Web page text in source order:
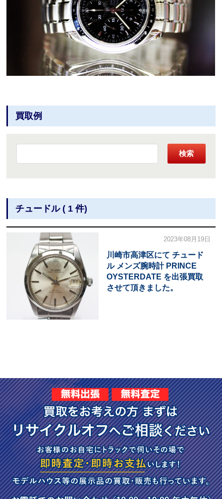
買取例
検索
チュードル ( 1 件)
2023年08月19日
川崎市高津区にて チュード
ル メンズ腕時計 PRINCE
OYSTERDATE を出張買取
させて頂きました。